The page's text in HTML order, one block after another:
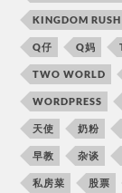
KINGDOM RUSH
Q仔 Q妈
TWO WORLD
WORDPRESS
天使 奶粉
早教 杂谈
私房菜 股票